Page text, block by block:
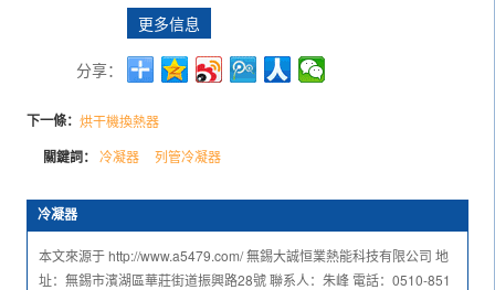
更多信息
分享：
下一條：烘干機換熱器
關鍵詞：冷凝器 列管冷凝器
冷凝器
本文來源于 http://www.a5479.com/ 無錫大誠恒業熱能科技有限公司 地
址：無錫市濱湖區華莊街道振興路28號 聯系人：朱峰 電話：0510-851